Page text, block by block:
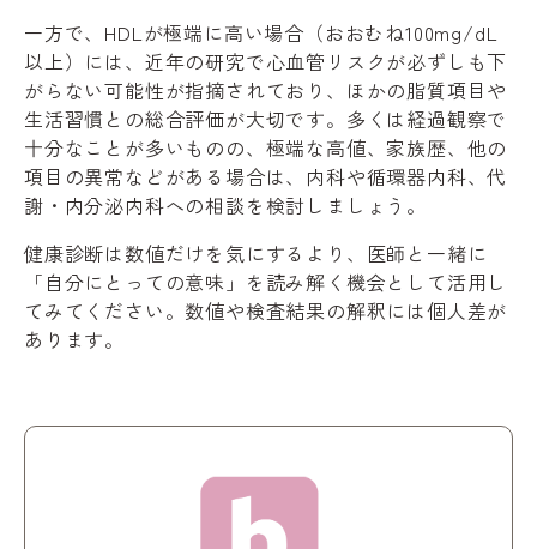
一方で、HDLが極端に高い場合（おおむね100mg/dL
以上）には、近年の研究で心血管リスクが必ずしも下
がらない可能性が指摘されており、ほかの脂質項目や
生活習慣との総合評価が大切です。多くは経過観察で
十分なことが多いものの、極端な高値、家族歴、他の
項目の異常などがある場合は、内科や循環器内科、代
謝・内分泌内科への相談を検討しましょう。
健康診断は数値だけを気にするより、医師と一緒に
「自分にとっての意味」を読み解く機会として活用し
てみてください。数値や検査結果の解釈には個人差が
あります。